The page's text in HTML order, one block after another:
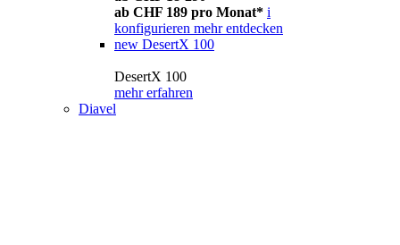
ab CHF 189 pro Monat* i
konfigurieren mehr entdecken
new DesertX 100
DesertX 100
mehr erfahren
Diavel